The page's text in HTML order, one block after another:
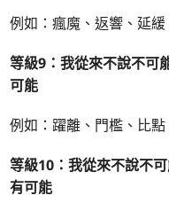
例如：瘋魔、返響、延緩
等級9：我從來不說不可
可能
例如：躍離、門檻、比點
等級10：我從來不說不
有可能